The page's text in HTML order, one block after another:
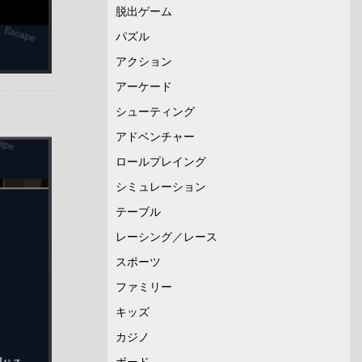
脱出ゲーム
パズル
アクション
アーケード
シューティング
アドベンチャー
ロールプレイング
シミュレーション
テーブル
レーシング／レース
スポーツ
ファミリー
キッズ
カジノ